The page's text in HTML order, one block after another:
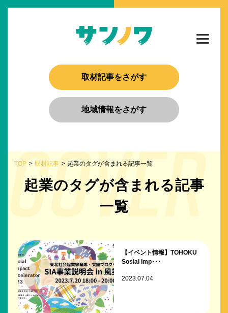
取材記事をさがす
地域情報をさがす
TOP 取材記事 起業のタグが含まれる記事一覧
起業のタグが含まれる記事
一覧
【イベント情報】TOHOKU
Sosial Imp･･･
2023.07.04